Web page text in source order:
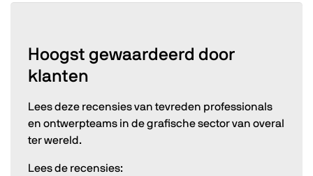
Hoogst gewaardeerd door
klanten
Lees deze recensies van tevreden professionals
en ontwerpteams in de grafische sector van overal
ter wereld.
Lees de recensies: